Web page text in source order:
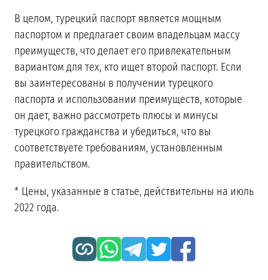
В целом, турецкий паспорт является мощным
паспортом и предлагает своим владельцам массу
преимуществ, что делает его привлекательным
вариантом для тех, кто ищет второй паспорт. Если
вы заинтересованы в получении турецкого
паспорта и использовании преимуществ, которые
он дает, важно рассмотреть плюсы и минусы
турецкого гражданства и убедиться, что вы
соответствуете требованиям, установленным
правительством.
* Цены, указанные в статье, действительны на июль
2022 года.